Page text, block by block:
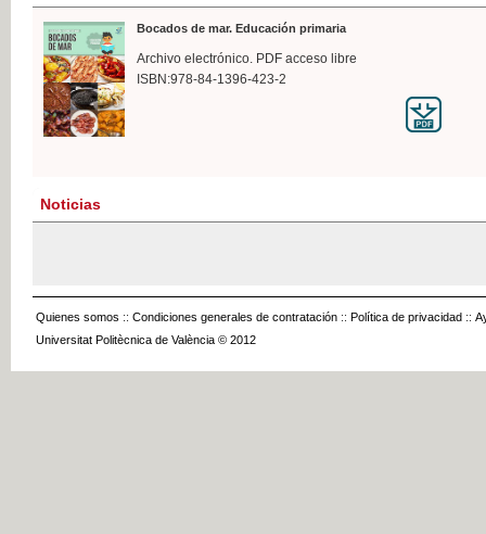
Bocados de mar. Educación primaria
Archivo electrónico. PDF acceso libre
ISBN:978-84-1396-423-2
Noticias
Quienes somos :: Condiciones generales de contratación :: Política de privacidad ::
Universitat Politècnica de València © 2012